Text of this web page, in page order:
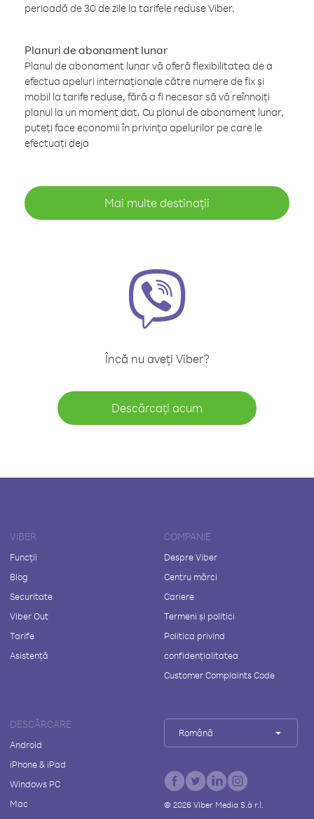
perioadă de 30 de zile la tarifele reduse Viber.
Planuri de abonament lunar
Planul de abonament lunar vă oferă flexibilitatea de a
efectua apeluri internaționale către numere de fix și
mobil la tarife reduse, fără a fi necesar să vă reînnoiți
planul la un moment dat. Cu planul de abonament lunar,
puteți face economii în privința apelurilor pe care le
efectuați deja
Mai multe destinații
Încă nu aveți Viber?
Descărcați acum
VIBER
Funcții
Blog
Securitate
Viber Out
Tarife
Asistență
COMPANIE
Despre Viber
Centru mărci
Cariere
Termeni și politici
Politica privind
confidențialitatea
Customer Complaints Code
DESCĂRCARE
Android
iPhone & iPad
Windows PC
Mac
Română
© 2026Viber Media S.à r.l.